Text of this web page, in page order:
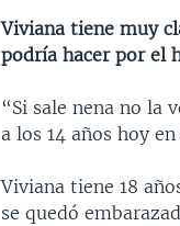
Viviana tiene muy
podría hacer por el
“Si sale nena no la
a los 14 años hoy
Viviana tiene 18
se quedó